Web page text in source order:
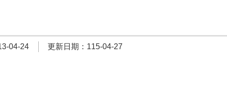
04-24 更新日期：115-04-27